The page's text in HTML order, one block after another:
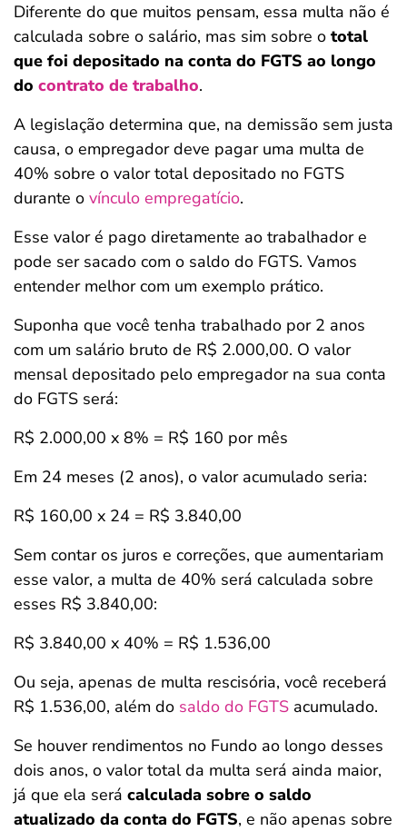
Diferente do que muitos pensam, essa multa não é
calculada sobre o salário, mas sim sobre o total
que foi depositado na conta do FGTS ao longo
do contrato de trabalho.
A legislação determina que, na demissão sem justa
causa, o empregador deve pagar uma multa de
40% sobre o valor total depositado no FGTS
durante o vínculo empregatício.
Esse valor é pago diretamente ao trabalhador e
pode ser sacado com o saldo do FGTS. Vamos
entender melhor com um exemplo prático.
Suponha que você tenha trabalhado por 2 anos
com um salário bruto de R$ 2.000,00. O valor
mensal depositado pelo empregador na sua conta
do FGTS será:
R$ 2.000,00 x 8% = R$ 160 por mês
Em 24 meses (2 anos), o valor acumulado seria:
R$ 160,00 x 24 = R$ 3.840,00
Sem contar os juros e correções, que aumentariam
esse valor, a multa de 40% será calculada sobre
esses R$ 3.840,00:
R$ 3.840,00 x 40% = R$ 1.536,00
Ou seja, apenas de multa rescisória, você receberá
R$ 1.536,00, além do saldo do FGTS acumulado.
Se houver rendimentos no Fundo ao longo desses
dois anos, o valor total da multa será ainda maior,
já que ela será calculada sobre o saldo
atualizado da conta do FGTS, e não apenas sobre